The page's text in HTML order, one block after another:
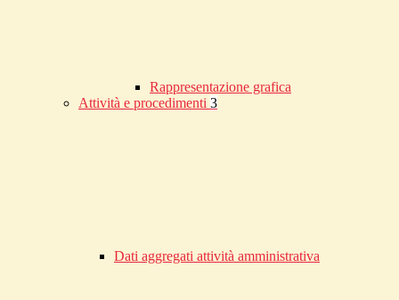
Rappresentazione grafica
Attività e procedimenti 3
Dati aggregati attività amministrativa